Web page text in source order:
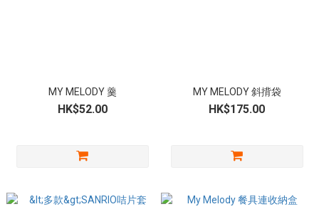
MY MELODY 羹
HK$52.00
MY MELODY 斜揹袋
HK$175.00